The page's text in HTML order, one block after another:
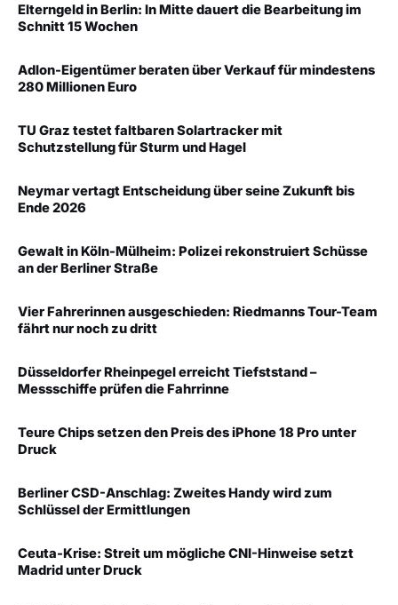
Elterngeld in Berlin: In Mitte dauert die Bearbeitung im
Schnitt 15 Wochen
Adlon-Eigentümer beraten über Verkauf für mindestens
280 Millionen Euro
TU Graz testet faltbaren Solartracker mit
Schutzstellung für Sturm und Hagel
Neymar vertagt Entscheidung über seine Zukunft bis
Ende 2026
Gewalt in Köln-Mülheim: Polizei rekonstruiert Schüsse
an der Berliner Straße
Vier Fahrerinnen ausgeschieden: Riedmanns Tour-Team
fährt nur noch zu dritt
Düsseldorfer Rheinpegel erreicht Tiefststand –
Messschiffe prüfen die Fahrrinne
Teure Chips setzen den Preis des iPhone 18 Pro unter
Druck
Berliner CSD-Anschlag: Zweites Handy wird zum
Schlüssel der Ermittlungen
Ceuta-Krise: Streit um mögliche CNI-Hinweise setzt
Madrid unter Druck